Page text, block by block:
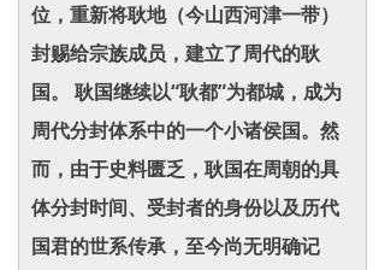
位，重新将耿地（今山西河津一带）
封赐给宗族成员，建立了周代的耿
国。 耿国继续以“耿都”为都城，成为
周代分封体系中的一个小诸侯国。然
而，由于史料匮乏，耿国在周朝的具
体分封时间、受封者的身份以及历代
国君的世系传承，至今尚无明确记